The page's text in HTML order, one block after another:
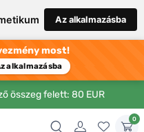
Az alkalmazásba
most!
alkalmazásba
összeg felett: 80 EUR
0